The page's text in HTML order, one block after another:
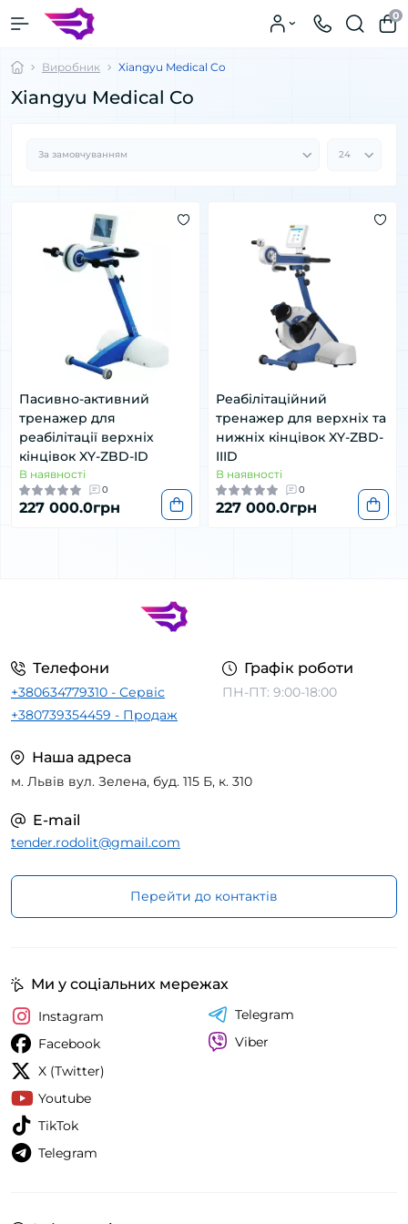
0
Виробник Xiangyu Medical Co
Xiangyu Medical Co
Пасивно-активний
тренажер для
реабілітації верхніх
кінцівок XY-ZBD-ID
В наявності
0
227 000.0грн
Реабілітаційний
тренажер для верхніх та
нижніх кінцівок XY-ZBD-
IIID
В наявності
0
227 000.0грн
Телефони
+380634779310 - Сервіс
+380739354459 - Продаж
Графік роботи
ПН-ПТ: 9:00-18:00
Наша адреса
м. Львів вул. Зелена, буд. 115 Б, к. 310
E-mail
tender.rodolit@gmail.com
Перейти до контактів
Ми у соціальних мережах
Instagram
Facebook
X (Twitter)
Youtube
TikTok
Telegram
Telegram
Viber